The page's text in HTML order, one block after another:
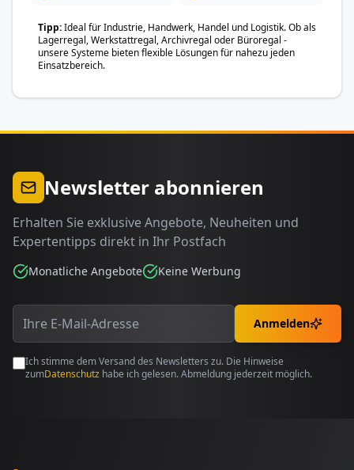
Tipp Ideal für Industrie, Handwerk, Handel und Logistik. Ob als
Lagerregal, Werkstattregal, Archivregal oder Büroregal -
unsere Systeme bieten flexible Lösungen für nahezu jeden
Einsatzbereich.
Newsletter abonnieren
Erhalten Sie exklusive Angebote, Neuheiten und
Expertentipps direkt in Ihr Postfach
Monatliche Angebote Keine Werbung
Anmelden
Ich stimme dem Versand des Newsletters zu. Die Hinweise
zumDatenschutz habe ich gelesen. Abmeldung jederzeit möglich.